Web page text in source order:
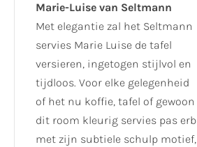
Marie-Luise van Seltmann
Met elegantie zal het Seltmann
servies Marie Luise de tafel
versieren, ingetogen stijlvol en
tijdloos. Voor elke gelegenheid
of het nu koffie, tafel of gewoon
dit room kleurig servies pas
met zijn subtiele schulp